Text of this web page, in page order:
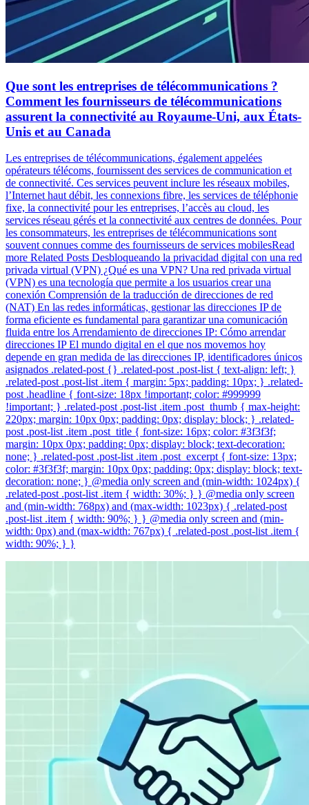
Que sont les entreprises de télécommunications ?
Comment les fournisseurs de télécommunications
assurent la connectivité au Royaume-Uni, aux États-
Unis et au Canada
Les entreprises de télécommunications, également appelées
opérateurs télécoms, fournissent des services de communication et
de connectivité. Ces services peuvent inclure les réseaux mobiles,
l’Internet haut débit, les connexions fibre, les services de téléphonie
fixe, la connectivité pour les entreprises, l’accès au cloud, les
services réseau gérés et la connectivité aux centres de données. Pour
les consommateurs, les entreprises de télécommunications sont
souvent connues comme des fournisseurs de services mobilesRead
more Related Posts Desbloqueando la privacidad digital con una red
privada virtual (VPN) ¿Qué es una VPN? Una red privada virtual
(VPN) es una tecnología que permite a los usuarios crear una
conexión Comprensión de la traducción de direcciones de red
(NAT) En las redes informáticas, gestionar las direcciones IP de
forma eficiente es fundamental para garantizar una comunicación
fluida entre los Arrendamiento de direcciones IP: Cómo arrendar
direcciones IP El mundo digital en el que nos movemos hoy
depende en gran medida de las direcciones IP, identificadores únicos
asignados .related-post {} .related-post .post-list { text-align: left; }
.related-post .post-list .item { margin: 5px; padding: 10px; } .related-
post .headline { font-size: 18px !important; color: #999999
!important; } .related-post .post-list .item .post_thumb { max-height:
220px; margin: 10px 0px; padding: 0px; display: block; } .related-
post .post-list .item .post_title { font-size: 16px; color: #3f3f3f;
margin: 10px 0px; padding: 0px; display: block; text-decoration:
none; } .related-post .post-list .item .post_excerpt { font-size: 13px;
color: #3f3f3f; margin: 10px 0px; padding: 0px; display: block; text-
decoration: none; } @media only screen and (min-width: 1024px) {
.related-post .post-list .item { width: 30%; } } @media only screen
and (min-width: 768px) and (max-width: 1023px) { .related-post
.post-list .item { width: 90%; } } @media only screen and (min-
width: 0px) and (max-width: 767px) { .related-post .post-list .item {
width: 90%; } }